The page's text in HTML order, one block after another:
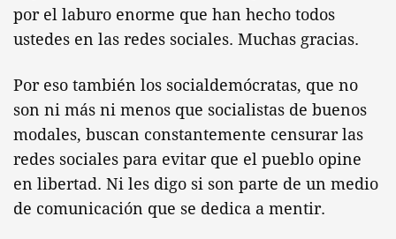
por el laburo enorme que han hecho todos
ustedes en las redes sociales. Muchas gracias.
Por eso también los socialdemócratas, que no
son ni más ni menos que socialistas de buenos
modales, buscan constantemente censurar las
redes sociales para evitar que el pueblo opine
en libertad. Ni les digo si son parte de un medio
de comunicación que se dedica a mentir.